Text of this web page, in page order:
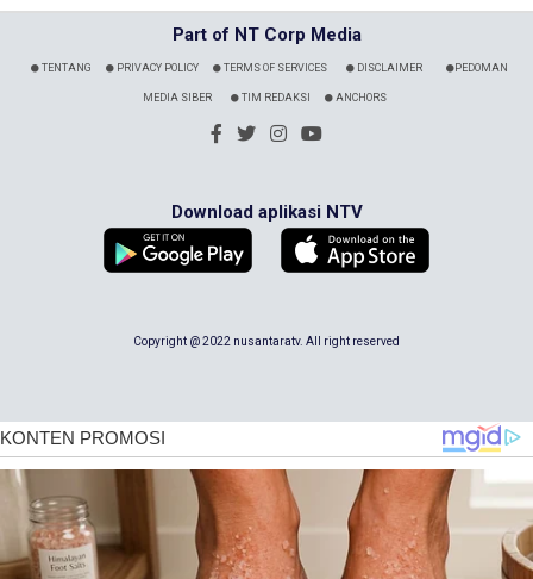
Part of NT Corp Media
TENTANG PRIVACY POLICY TERMS OF SERVICES DISCLAIMER PEDOMAN
MEDIA SIBER TIM REDAKSI ANCHORS
Download aplikasi NTV
Copyright @ 2022 nusantaratv. All right reserved